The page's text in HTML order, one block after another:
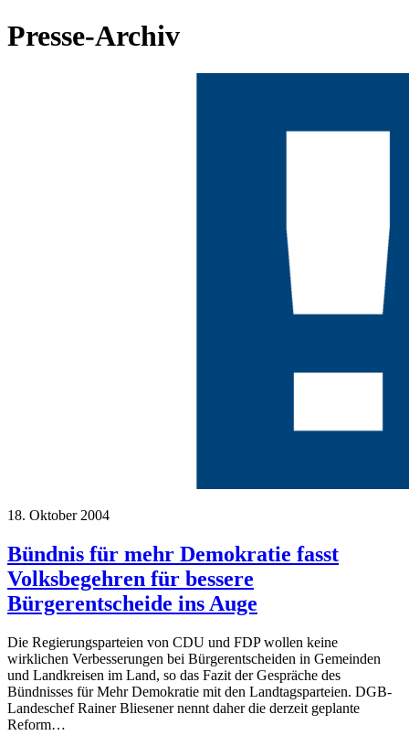
Presse-Archiv
18. Oktober 2004
Bündnis für mehr Demokratie fasst
Volksbegehren für bessere
Bürgerentscheide ins Auge
Die Regierungsparteien von CDU und FDP wollen keine
wirklichen Verbesserungen bei Bürgerentscheiden in Gemeinden
und Landkreisen im Land, so das Fazit der Gespräche des
Bündnisses für Mehr Demokratie mit den Landtagsparteien. DGB-
Landeschef Rainer Bliesener nennt daher die derzeit geplante
Reform…